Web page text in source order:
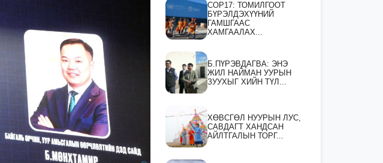
СOP17: ТОМИЛГООТ
БҮРЭЛДЭХҮҮНИЙ
ГАМШГААС
ХАМГААЛАХ...
Б.ПҮРЭВДАГВА: ЭНЭ
ЖИЛ НАЙМАН УУРЫН
ЗУУХЫГ ХИЙН ТҮЛ...
ХӨВСГӨЛ НУУРЫН ЛУС,
САВДАГТ ХАНДСАН
АЙЛТГАЛЫН ТОРГ...